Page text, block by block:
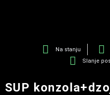
Na stanju
Slanje
SUP